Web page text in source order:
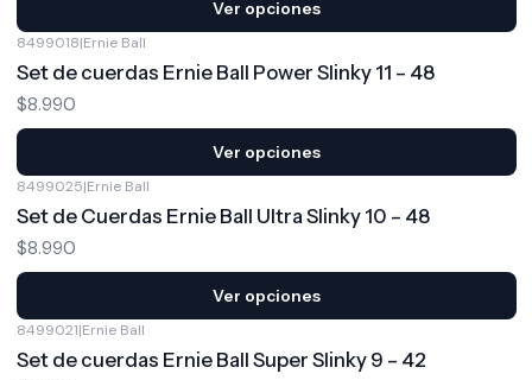
Ver opciones
8499018|Ernie Ball
Set de cuerdas Ernie Ball Power Slinky 11 – 48
$8.990
Ver opciones
8499025|Ernie Ball
Set de Cuerdas Ernie Ball Ultra Slinky 10 – 48
$8.990
Ver opciones
8499021|Ernie Ball
Set de cuerdas Ernie Ball Super Slinky 9 – 42